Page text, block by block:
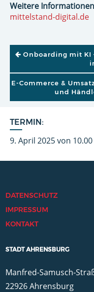
TERMIN:
9. April 2025 von
Weitere
mittelstand-digital.de
Onboarding mit KI
E-Commerce &
und
DATENSCHUTZ
IMPRESSUM
KONTAKT
STADT AHRENSBURG
Manfred-Samusch-
22926 Ahrensburg